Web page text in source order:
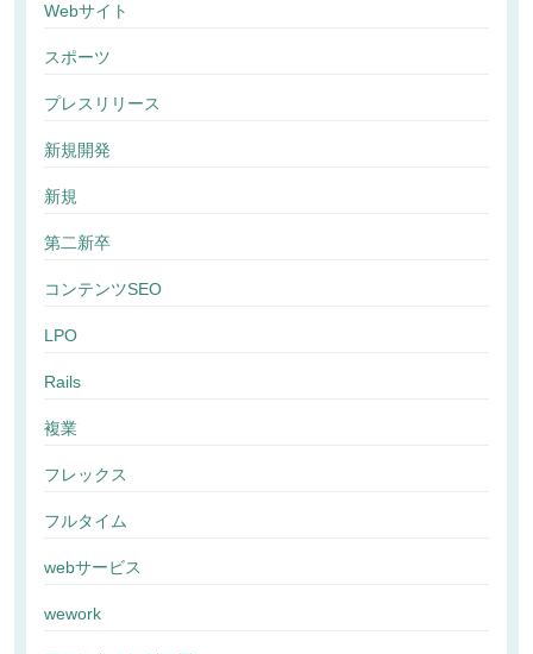
Webサイト
スポーツ
プレスリリース
新規開発
新規
第二新卒
コンテンツSEO
LPO
Rails
複業
フレックス
フルタイム
webサービス
wework